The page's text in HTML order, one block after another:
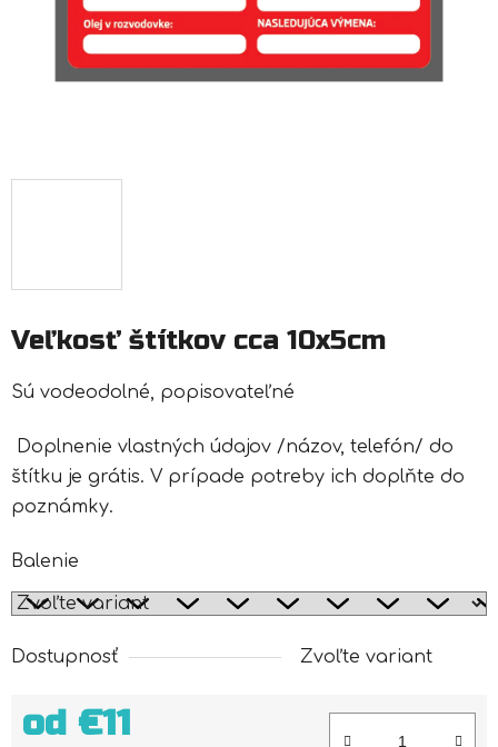
Veľkosť štítkov cca 10x5cm
Sú vodeodolné, popisovateľné
Doplnenie vlastných údajov /názov, telefón/ do
štítku je grátis. V prípade potreby ich doplňte do
poznámky.
Balenie
Dostupnosť Zvoľte variant
od €11